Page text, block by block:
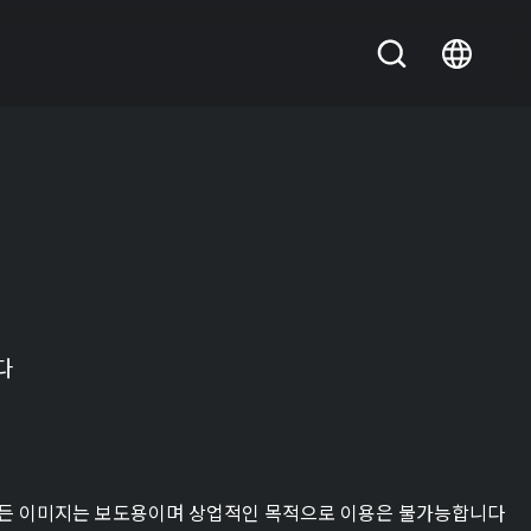
이미지는 보도용이며 상업적인 목적으로 이용은 불가능합니다